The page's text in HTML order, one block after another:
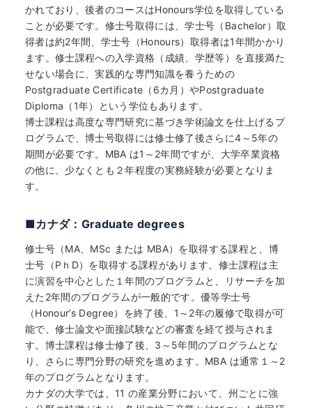
かれており、後者のコースはHonours学位を取得している
ことが必要です。修士号取得には、学士号（Bachelor）取
得者は約2年間、学士号（Honours）取得者は1年間かかり
ます。修士課程への入学資格（成績、学歴等）を直接満た
せない場合に、実践的な専門知識を養うための
Postgraduate Certificate（6カ月）やPostgraduate
Diploma（1年）という学位もあります。
博士課程は高度な専門研究に基づき学術論文を仕上げるプ
ログラムで、博士号取得には修士修了後さらに4～5年の
期間が必要です。MBA は1～2年間ですが、大学卒業資格
の他に、少なくとも２年程度の実務経験が必要となりま
す。
■カナダ：Graduate degrees
修士号（MA、MSc または MBA）を取得する課程と、博
士号（PｈD）を取得する課程があります。修士課程は主
に演習を中心とした１年間のプログラムと、リサーチを加
えた2年間のプログラムが一般的です。優等学士号
（Honour’s Degree）を終了後、1～2年の履修で取得が可
能で、修士論文や面接試験などの審査を経て授与されま
す。博士課程は修士修了後、3～5年間のプログラムとな
り、さらに専門分野の研究を進めます。MBA は通常１～2
年のプログラムとなります。
カナダの大学では、11 の産業分野において、州ごとに強